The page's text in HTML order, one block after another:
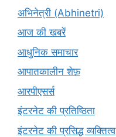
अभिनेत्री (Abhinetri)
आज की खबरें
आधुनिक समाचार
आपातकालीन शेफ़
आरपीएसर्स
इंटरनेट की प्रतिष्ठिता
इंटरनेट की प्रसिद्ध व्यक्तित्व